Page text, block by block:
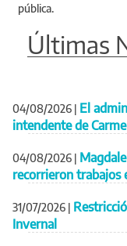
pública.
Últimas
04/08/2026 | El
intendente de
04/08/2026 |
recorrieron trabajos
31/07/2026 |
Invernal